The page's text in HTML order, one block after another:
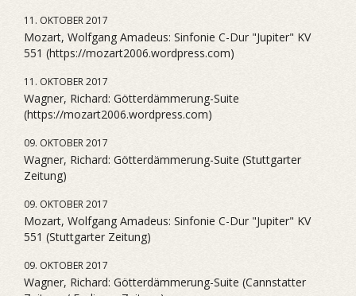
11. OKTOBER 2017
Mozart, Wolfgang Amadeus: Sinfonie C-Dur "Jupiter" KV
551 (https://mozart2006.wordpress.com)
11. OKTOBER 2017
Wagner, Richard: Götterdämmerung-Suite
(https://mozart2006.wordpress.com)
09. OKTOBER 2017
Wagner, Richard: Götterdämmerung-Suite (Stuttgarter
Zeitung)
09. OKTOBER 2017
Mozart, Wolfgang Amadeus: Sinfonie C-Dur "Jupiter" KV
551 (Stuttgarter Zeitung)
09. OKTOBER 2017
Wagner, Richard: Götterdämmerung-Suite (Cannstatter